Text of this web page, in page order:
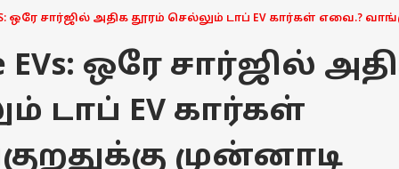
EVS: ஒரே சார்ஜில் அதிக தூரம் செல்லும் டாப் EV கார்கள் எவை.?
EVs: ஒரே சார்ஜில்
டாப் EV கார்கள்
முன்னாடி